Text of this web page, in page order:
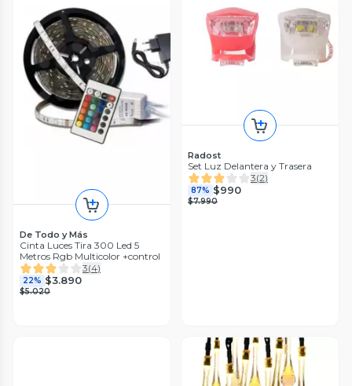
De Todo y Más
Cinta Luces Tira 300 Led 5
Metros Rgb Multicolor +control
3(4)
22% $3.890
$5.020
Radost
Set Luz Delantera y Trasera
3(2)
87% $990
$7.990